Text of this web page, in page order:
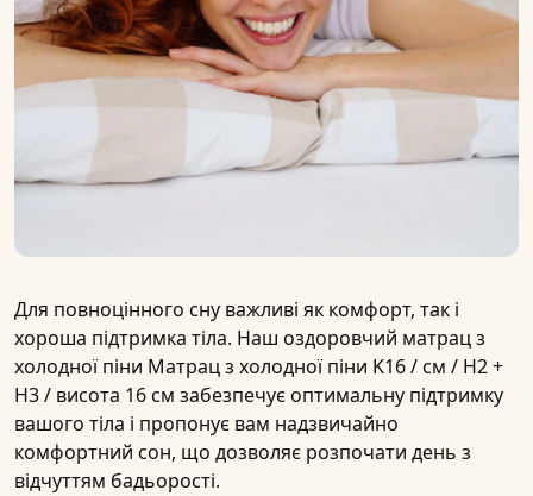
Для повноцінного сну важливі як комфорт, так і
хороша підтримка тіла. Наш оздоровчий матрац з
холодної піни Матрац з холодної піни K16 / см / H2 +
H3 / висота 16 см забезпечує оптимальну підтримку
вашого тіла і пропонує вам надзвичайно
комфортний сон, що дозволяє розпочати день з
відчуттям бадьорості.